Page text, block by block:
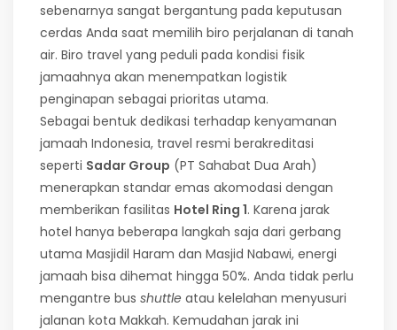
sebenarnya sangat bergantung pada keputusan
cerdas Anda saat memilih biro perjalanan di tanah
air. Biro travel yang peduli pada kondisi fisik
jamaahnya akan menempatkan logistik
penginapan sebagai prioritas utama.
Sebagai bentuk dedikasi terhadap kenyamanan
jamaah Indonesia, travel resmi berakreditasi
seperti Sadar Group (PT Sahabat Dua Arah)
menerapkan standar emas akomodasi dengan
memberikan fasilitas Hotel Ring 1. Karena jarak
hotel hanya beberapa langkah saja dari gerbang
utama Masjidil Haram dan Masjid Nabawi, energi
jamaah bisa dihemat hingga 50%. Anda tidak perlu
mengantre bus shuttle atau kelelahan menyusuri
jalanan kota Makkah. Kemudahan jarak ini